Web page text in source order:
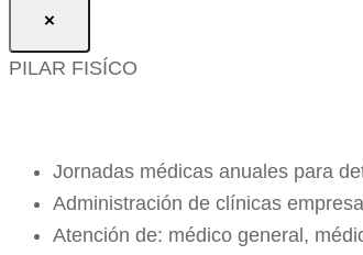
×
PILAR FISÍCO
Jornadas médicas anuales para
Administración de clínicas
Atención de: médico general,